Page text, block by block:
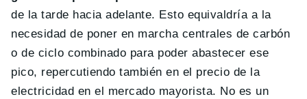
de la tarde hacia adelante. Esto equivaldría a la
necesidad de poner en marcha centrales de carbón
o de ciclo combinado para poder abastecer ese
pico, repercutiendo también en el precio de la
electricidad en el mercado mayorista. No es un